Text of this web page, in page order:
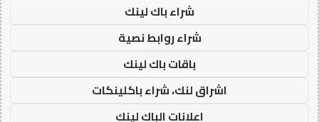
شراء باك لينك
شراء روابط نصية
باقات باك لينك
اشراق لنك، شراء باكلينكات
اعلانات الباك لينك